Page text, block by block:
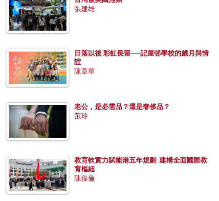
張建雄
日落以後 彩虹長留──記屋邨學校的歲月與情
誼
陳章華
老公，是必需品？還是奢侈品？
范玲
教育軟實力賦能港五年規劃 建構全面國際教
育樞紐
陳偉倫